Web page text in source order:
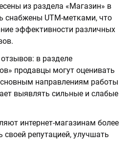
из раздела «Магазин» в
снабжены UTM-метками, что
эффективности различных
в разделе
продавцы могут оценивать
направлениям работы
выявлять сильные и слабые
интернет-магазинам более
репутацией, улучшать